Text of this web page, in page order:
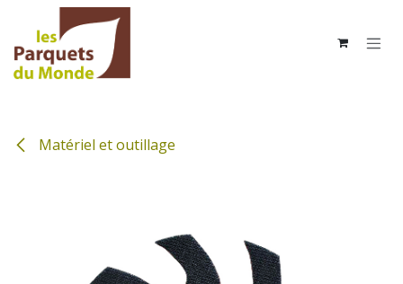
Se rendre au contenu
Matériel et outillage